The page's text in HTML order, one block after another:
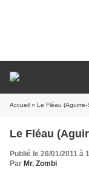
Accueil » Le Fléau
Le Fléau
Publié le 26/01/2011 à
Par Mr. Zombi